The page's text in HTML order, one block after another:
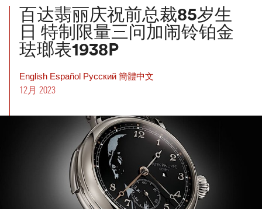
百达翡丽庆祝前总裁85岁生
日 特制限量三问加闹铃铂金
珐瑯表1938P
English Español Pусский 簡體中文
12月 2023